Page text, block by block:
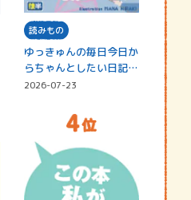
読みもの
ゆっきゅんの毎日今日か
らちゃんとしたい日記
☆202…
2026-07-23